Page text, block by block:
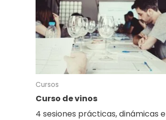
Cursos
Curso de vinos
4 sesiones prácticas, dinámicas e